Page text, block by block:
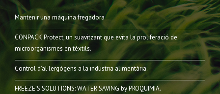
Mantenir una màquina fregadora
CONPACK Protect, un suavitzant que evita la proliferació de
microorganismes en tèxtils.
Control d’al·lergògens a la indústria alimentària.
FREEZE’S SOLUTIONS: WATER SAVING by PROQUIMIA.